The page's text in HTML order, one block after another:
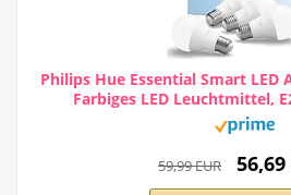
Philips Hue Essential Smart LED
Farbiges LED Leuchtmittel,
59,99 EUR 56,69